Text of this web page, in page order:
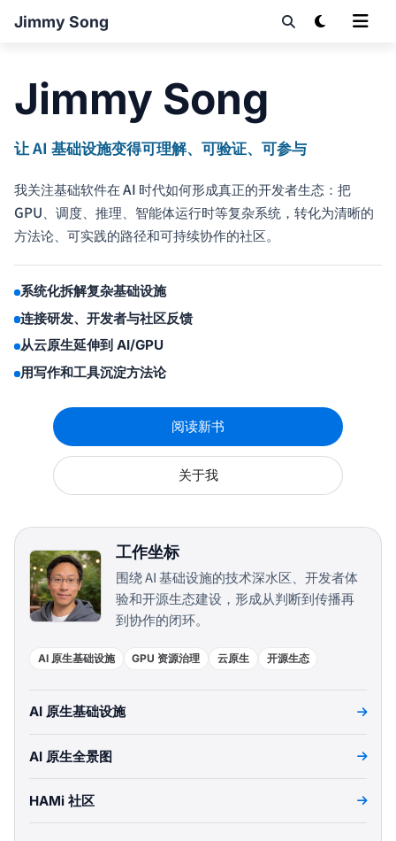
Jimmy Song
Jimmy Song
让 AI 基础设施变得可理解、可验证、可参与
我关注基础软件在 AI 时代如何形成真正的开发者生态：把
GPU、调度、推理、智能体运行时等复杂系统，转化为清晰的
方法论、可实践的路径和可持续协作的社区。
系统化拆解复杂基础设施
连接研发、开发者与社区反馈
从云原生延伸到 AI/GPU
用写作和工具沉淀方法论
阅读新书
关于我
工作坐标
围绕 AI 基础设施的技术深水区、开发者体
验和开源生态建设，形成从判断到传播再
到协作的闭环。
AI 原生基础设施 GPU 资源治理 云原生 开源生态
AI 原生基础设施
AI 原生全景图
HAMi 社区